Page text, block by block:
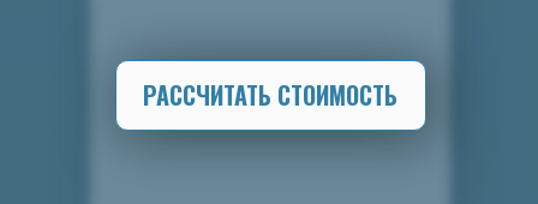
РАССЧИТАТЬ СТОИМОСТЬ